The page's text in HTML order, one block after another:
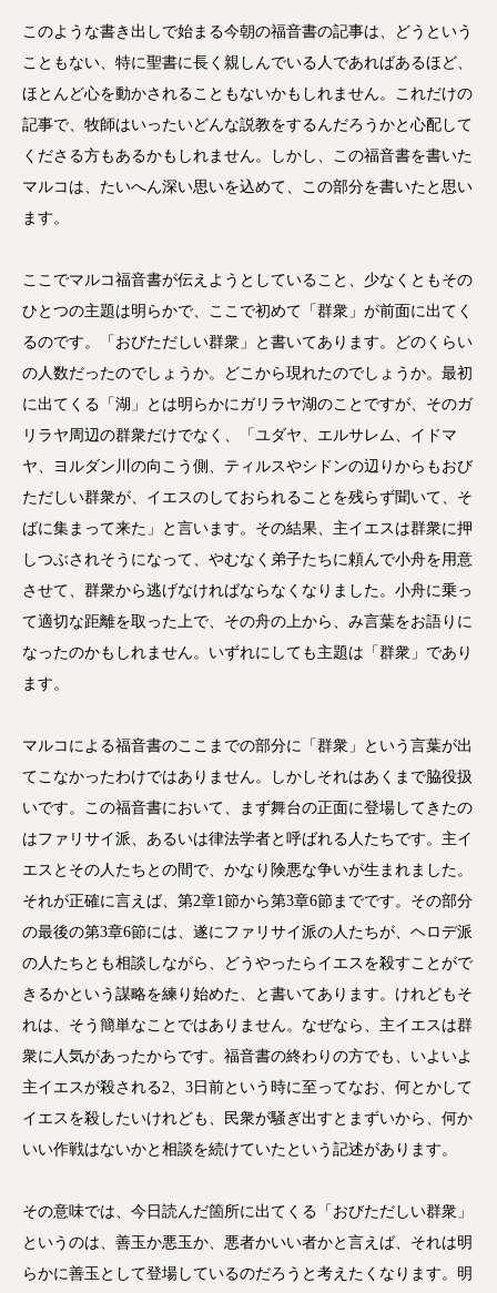
このような書き出しで始まる今朝の福音書の記事は、どうという
こともない、特に聖書に長く親しんでいる人であればあるほど、
ほとんど心を動かされることもないかもしれません。これだけの
記事で、牧師はいったいどんな説教をするんだろうかと心配して
くださる方もあるかもしれません。しかし、この福音書を書いた
マルコは、たいへん深い思いを込めて、この部分を書いたと思い
ます。
ここでマルコ福音書が伝えようとしていること、少なくともその
ひとつの主題は明らかで、ここで初めて「群衆」が前面に出てく
るのです。「おびただしい群衆」と書いてあります。どのくらい
の人数だったのでしょうか。どこから現れたのでしょうか。最初
に出てくる「湖」とは明らかにガリラヤ湖のことですが、そのガ
リラヤ周辺の群衆だけでなく、「ユダヤ、エルサレム、イドマ
ヤ、ヨルダン川の向こう側、ティルスやシドンの辺りからもおび
ただしい群衆が、イエスのしておられることを残らず聞いて、そ
ばに集まって来た」と言います。その結果、主イエスは群衆に押
しつぶされそうになって、やむなく弟子たちに頼んで小舟を用意
させて、群衆から逃げなければならなくなりました。小舟に乗っ
て適切な距離を取った上で、その舟の上から、み言葉をお語りに
なったのかもしれません。いずれにしても主題は「群衆」であり
ます。
マルコによる福音書のここまでの部分に「群衆」という言葉が出
てこなかったわけではありません。しかしそれはあくまで脇役扱
いです。この福音書において、まず舞台の正面に登場してきたの
はファリサイ派、あるいは律法学者と呼ばれる人たちです。主イ
エスとその人たちとの間で、かなり険悪な争いが生まれました。
それが正確に言えば、第2章1節から第3章6節までです。その部分
の最後の第3章6節には、遂にファリサイ派の人たちが、ヘロデ派
の人たちとも相談しながら、どうやったらイエスを殺すことがで
きるかという謀略を練り始めた、と書いてあります。けれどもそ
れは、そう簡単なことではありません。なぜなら、主イエスは群
衆に人気があったからです。福音書の終わりの方でも、いよいよ
主イエスが殺される2、3日前という時に至ってなお、何とかして
イエスを殺したいけれども、民衆が騒ぎ出すとまずいから、何か
いい作戦はないかと相談を続けていたという記述があります。
その意味では、今日読んだ箇所に出てくる「おびただしい群衆」
というのは、善玉か悪玉か、悪者かいい者かと言えば、それは明
らかに善玉として登場しているのだろうと考えたくなります。明